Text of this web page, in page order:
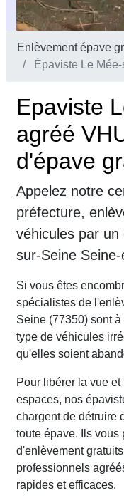
Enlèvement épave
Épaviste Le
Epaviste
agréé
d'épave
Appelez notre
préfecture,
véhicules par
sur-Seine
Si vous êtes
spécialistes de
Seine (77350) sont
type de véhicules
qu'elles soient
Pour libérer la vue
espaces, nos
chargent de détruire
toute épave. Ils vous
d'enlèvement
professionnels
rapides et efficaces.